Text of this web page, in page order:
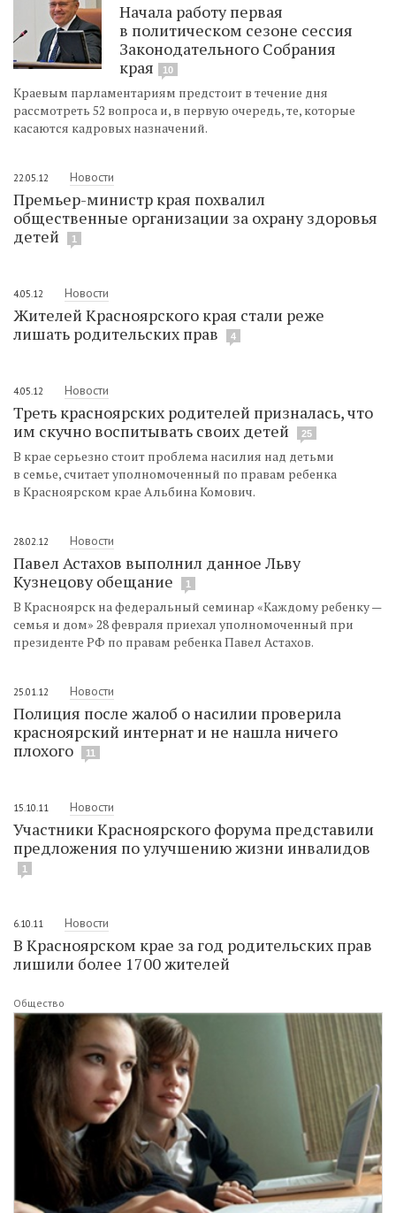
Начала работу первая
в политическом сезоне сессия
Законодательного Собрания
края
10
Краевым парламентариям предстоит в течение дня
рассмотреть 52 вопроса и, в первую очередь, те, которые
касаются кадровых назначений.
22.05.12 Новости
Премьер-министр края похвалил
общественные организации за охрану здоровья
детей
1
4.05.12 Новости
Жителей Красноярского края стали реже
лишать родительских прав
4
4.05.12 Новости
Треть красноярских родителей призналась, что
им скучно воспитывать своих детей
25
В крае серьезно стоит проблема насилия над детьми
в семье, считает уполномоченный по правам ребенка
в Красноярском крае Альбина Комович.
28.02.12 Новости
Павел Астахов выполнил данное Льву
Кузнецову обещание
1
В Красноярск на федеральный семинар «Каждому ребенку —
семья и дом» 28 февраля приехал уполномоченный при
президенте РФ по правам ребенка Павел Астахов.
25.01.12 Новости
Полиция после жалоб о насилии проверила
красноярский интернат и не нашла ничего
плохого
11
15.10.11 Новости
Участники Красноярского форума представили
предложения по улучшению жизни инвалидов
1
6.10.11 Новости
В Красноярском крае за год родительских прав
лишили более 1700 жителей
Общество